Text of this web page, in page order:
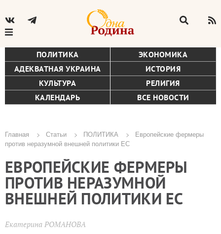
ПОЛИТИКА
ЭКОНОМИКА
АДЕКВАТНАЯ УКРАИНА
ИСТОРИЯ
КУЛЬТУРА
РЕЛИГИЯ
КАЛЕНДАРЬ
ВСЕ НОВОСТИ
Строка
навигации
Главная Статьи ПОЛИТИКА
Европейские фермеры
против неразумной внешней политики ЕС
ЕВРОПЕЙСКИЕ ФЕРМЕРЫ
ПРОТИВ НЕРАЗУМНОЙ
ВНЕШНЕЙ ПОЛИТИКИ ЕС
Екатерина РОМАНОВА